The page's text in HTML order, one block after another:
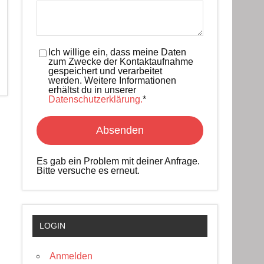
Ich willige ein, dass meine Daten
zum Zwecke der Kontaktaufnahme
gespeichert und verarbeitet
werden. Weitere Informationen
erhältst du in unserer
Datenschutzerklärung.*
Es gab ein Problem mit deiner Anfrage.
Bitte versuche es erneut.
LOGIN
Anmelden